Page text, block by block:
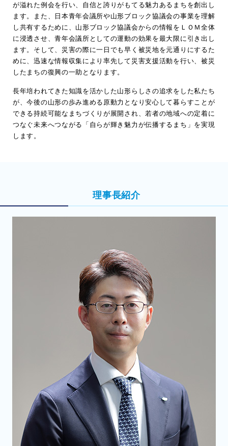
が溢れた例会を行い、自信と誇りがもてる魅力あるまちを創出し
ます。また、日本青年会議所や山形ブロック協議会の事業を理解
し共有するために、山形ブロック協議会からの情報をＬＯＭ全体
に浸透させ、青年会議所としての運動の効果を最大限に引き出し
ます。そして、災害の際に一日でも早く被災地を元通りにするた
めに、迅速な情報収集により率先して災害支援活動を行い、被災
したまちの復興の一助となります。
長年培われてきた知識を活かした山形らしさの追求をした私たち
が、今後の山形の歩み進める原動力となり安心して暮らすことが
できる持続可能なまちづくりが展開され、若者の地域への定着に
つなぐ未来へつながる「自らが輝き魅力が伝播するまち」を実現
します。
理事長紹介